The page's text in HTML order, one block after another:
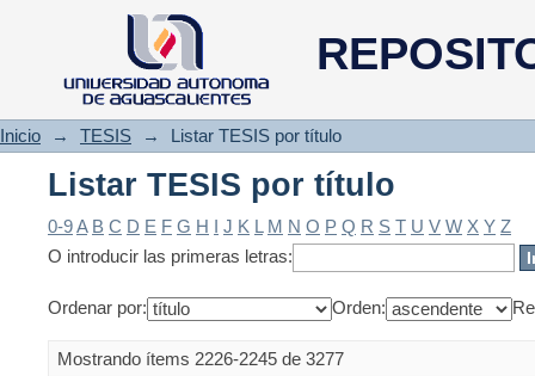
Listar TESIS por título
Inicio → TESIS → Listar TESIS por título
Listar TESIS por título
0-9A B C D E F G H I J K L M N O P Q R S T U V W X Y Z
O introducir las primeras letras:
Ordenar por: Orden:
Mostrando ítems 2226-2245 de 3277